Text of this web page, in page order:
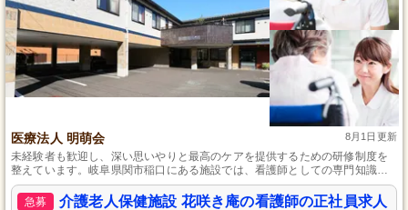
医療法人 明萌会 8月1日更新
未経験者も歓迎し、深い思いやりと最高のケアを提供するための研修制度を
整えています。岐阜県関市稲口にある施設では、看護師としての専門知識を
活かし、利用者様の日常を支えることで大きなやりがいを感じることができ
ます。あなたの力を発揮し、共に成長しましょう。
急募 介護老人保健施設 花咲き庵の看護師の正社員求人